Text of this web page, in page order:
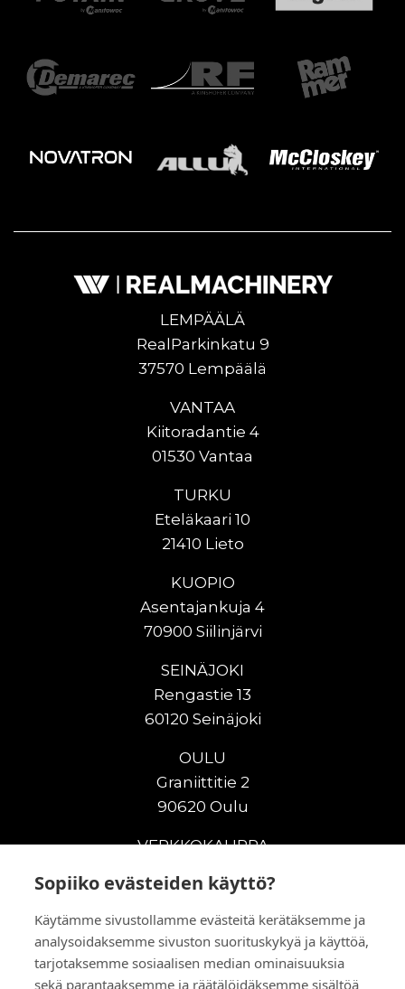
Sopiiko evästeiden käyttö?
Käytämme sivustollamme evästeitä kerätäksemme ja
analysoidaksemme sivuston suorituskykyä ja käyttöä,
tarjotaksemme sosiaalisen median ominaisuuksia
sekä parantaaksemme ja räätälöidäksemme sisältöä
LEMPÄÄLÄ
RealParkinkatu 9
37570 Lempäälä
VANTAA
Kiitoradantie 4
01530 Vantaa
TURKU
Eteläkaari 10
21410 Lieto
KUOPIO
Asentajankuja 4
70900 Siilinjärvi
SEINÄJOKI
Rengastie 13
60120 Seinäjoki
OULU
Graniittitie 2
90620 Oulu
VERKKOKAUPPA
Uudet maanrakennuskoneet
Vuokrakoneet
Kampanjat
Vaihtokoneet